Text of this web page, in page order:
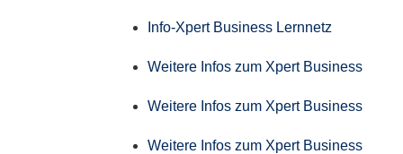
Info-Xpert Business Lernnetz
Weitere Infos zum Xpert Business
Weitere Infos zum Xpert Business
Weitere Infos zum Xpert Business